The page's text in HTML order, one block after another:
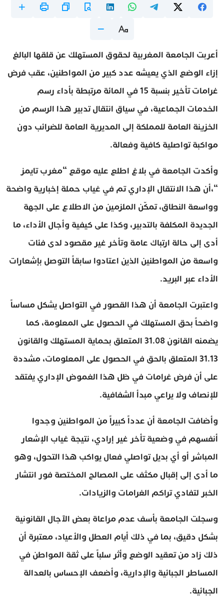
أعربت الجامعة المغربية لحقوق المستهلك عن قلقها البالغ
إزاء الوضع الذي يعيشه عدد كبير من المواطنين، عقب فرض
غرامات تأخير بنسبة 15 في المائة مرتبطة بأداء رسم
الخدمات الجماعية، في سياق انتقال تدبير هذا الرسم من
الخزينة العامة للمملكة إلى المديرية العامة للضرائب دون
مواكبة تواصلية كافية وفعالة.
وأكدت الجامعة في بلاغ اطلع عليه موقع “مغرب تايمز
“،أن هذا الانتقال الإداري تم في غياب حملة إخبارية واضحة
وواسعة النطاق، تمكّن الملزمين من الاطلاع على الجهة
الجديدة المكلفة بالتدبير، وكذا على كيفية وأجال الأداء، ما
أدى إلى حالة ارتباك عامة وتأخر غير مقصود لدى فئات
واسعة من المواطنين الذين اعتادوا سابقاً التوصل بإشعارات
الأداء عبر البريد.
واعتبرت الجامعة أن هذا القصور في التواصل يشكل مساساً
واضحاً بحق المستهلك في الحصول على المعلومة، كما
يضمنه القانون 31.08 المتعلق بحماية المستهلك والقانون
31.13 المتعلق بالحق في الحصول على المعلومات، مشددة
على أن فرض غرامات في ظل هذا الغموض الإداري يفتقد
للإنصاف ولا يراعي مبدأ الشفافية.
وأضافت الجامعة أن عدداً كبيراً من المواطنين وجدوا
أنفسهم في وضعية تأخر غير إرادي، نتيجة غياب الإشعار
المباشر أو أي بديل تواصلي فعال يواكب هذا التحول، وهو
ما أدى إلى إقبال مكثف على المصالح المختصة فور انتشار
الخبر لتفادي تراكم الغرامات والزيادات.
وسجلت الجامعة بأسف عدم مراعاة بعض الآجال القانونية
بشكل دقيق، بما في ذلك أيام العطل والأعياد، معتبرة أن
ذلك زاد من تعقيد الوضع وأثر سلباً على ثقة المواطن في
المساطر الجبائية والإدارية، وأضعف الإحساس بالعدالة
الجبائية.